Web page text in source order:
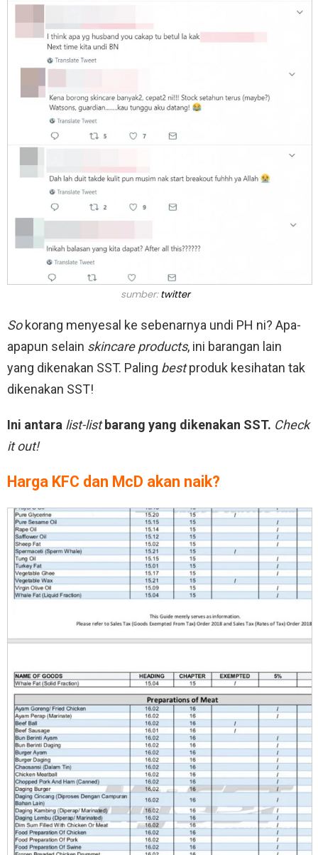
sumber:twitter
Sokorang menyesal ke sebenarnya undi PH ni? Apa-
apapun selain skincare products, ini barangan lain
yang dikenakan SST. Paling bestproduk kesihatan tak
dikenakan SST!
Ini antara list-listbarang yang dikenakan SST. Check
it out!
Harga KFC dan McD akan naik?